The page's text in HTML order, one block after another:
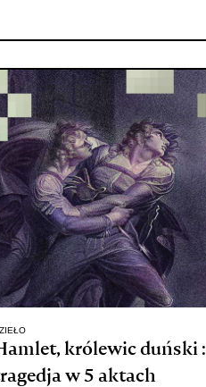
królewic duński :
w 5 aktach